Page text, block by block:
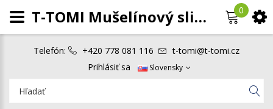
Telefón: +420 778 081 116
t-tomi@t-tomi.cz
Prihlásiť sa
Slovensky
0
T-TOMI Mušelínový slintáčik Pink